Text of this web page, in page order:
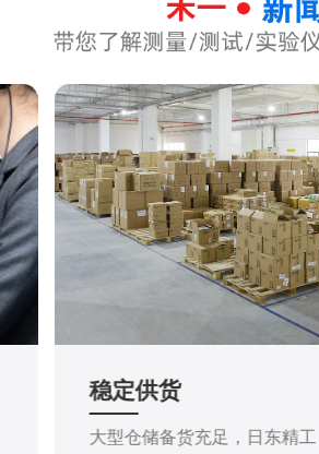
稳定供货
大型仓储备货充足，日东精工